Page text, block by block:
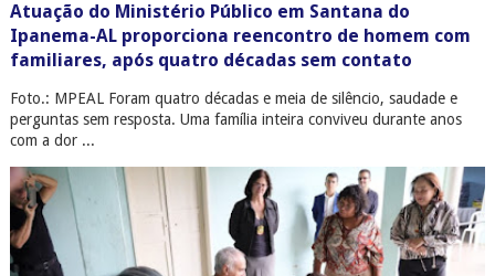
Atuação do Ministério Público em Santana do
Ipanema-AL proporciona reencontro de homem com
familiares, após quatro décadas sem contato
Foto.: MPEAL Foram quatro décadas e meia de silêncio, saudade e
perguntas sem resposta. Uma família inteira conviveu durante anos
com a dor ...